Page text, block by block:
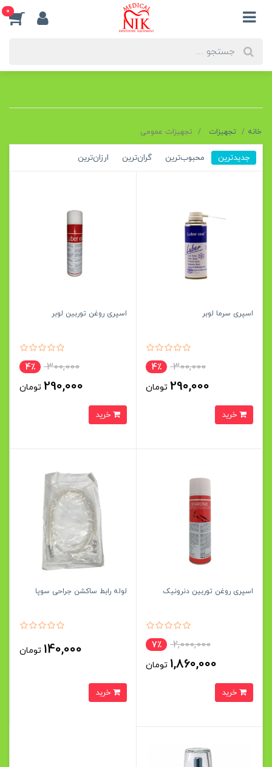
0
خانه تجهیزات تجهیزات عمومی
جدیدترین محبوب‌ترین گران‌ترین ارزان‌ترین
اسپری سرما لوبر
300,000 4٪
290,000 تومان
اسپری روغن توربین لوبر
300,000 4٪
290,000 تومان
اسپری روغن توربین دنرونیک
2,000,000 7٪
1,860,000 تومان
لوله رابط ساکشن جراحی سوپا
140,000 تومان